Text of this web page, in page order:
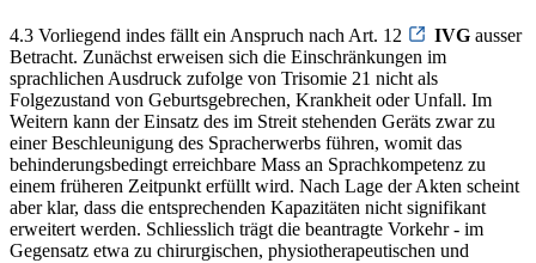
4.3 Vorliegend indes fällt ein Anspruch nach Art. 12 IVG ausser
Betracht. Zunächst erweisen sich die Einschränkungen im
sprachlichen Ausdruck zufolge von Trisomie 21 nicht als
Folgezustand von Geburtsgebrechen, Krankheit oder Unfall. Im
Weitern kann der Einsatz des im Streit stehenden Geräts zwar zu
einer Beschleunigung des Spracherwerbs führen, womit das
behinderungsbedingt erreichbare Mass an Sprachkompetenz zu
einem früheren Zeitpunkt erfüllt wird. Nach Lage der Akten scheint
aber klar, dass die entsprechenden Kapazitäten nicht signifikant
erweitert werden. Schliesslich trägt die beantragte Vorkehr - im
Gegensatz etwa zu chirurgischen, physiotherapeutischen und